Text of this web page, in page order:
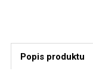
Popis produktu